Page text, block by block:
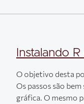
Instalando
O objetivo desta
Os passos são
gráfica. O mesmo